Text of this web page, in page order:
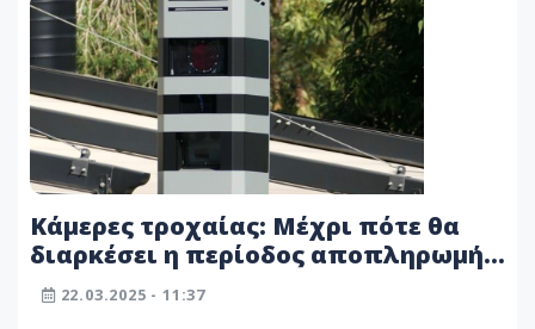
Κάμερες τροχαίας: Μέχρι πότε θα
διαρκέσει η περίοδος αποπληρωμής
εξωδίκων προστίμων - Όλες οι
πληροφορίες
22.03.2025 - 11:37